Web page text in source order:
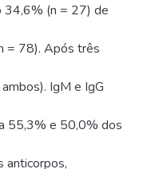
34,6% (n = 27) de
= 78). Após três
IgM e IgG
55,3% e 50,0% dos
anticorpos,